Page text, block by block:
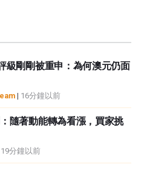
級剛剛被重申：為何澳元仍面
| 16分鐘以前
隨著動能轉為看漲，買家挑
19分鐘以前